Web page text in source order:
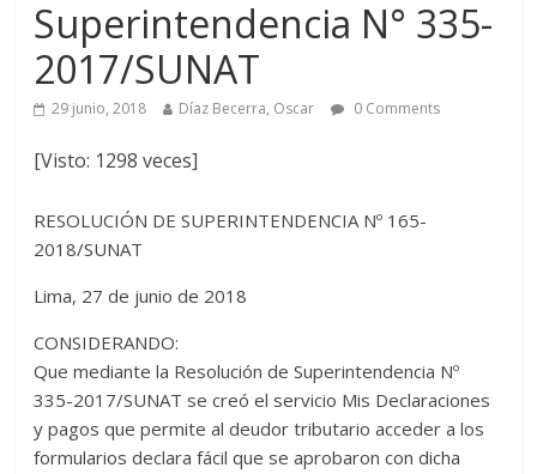
Superintendencia N° 335-
2017/SUNAT
29 junio, 2018 Díaz Becerra, Oscar 0 Comments
[Visto: 1298 veces]
RESOLUCIÓN DE SUPERINTENDENCIA Nº 165-
2018/SUNAT
Lima, 27 de junio de 2018
CONSIDERANDO:
Que mediante la Resolución de Superintendencia Nº
335-2017/SUNAT se creó el servicio Mis Declaraciones
y pagos que permite al deudor tributario acceder a los
formularios declara fácil que se aprobaron con dicha